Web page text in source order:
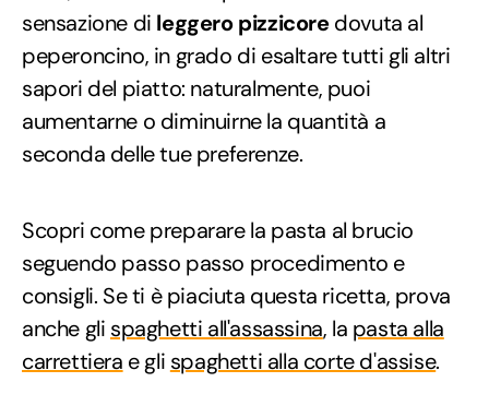
sensazione di leggero pizzicoredovuta al
peperoncino, in grado di esaltare tutti gli altri
sapori del piatto: naturalmente, puoi
aumentarne o diminuirne la quantità a
seconda delle tue preferenze.
Scopri come preparare la pasta al brucio
seguendo passo passo procedimento e
consigli. Se ti è piaciuta questa ricetta, prova
anche gli spaghetti all'assassina, la pasta alla
carrettiera e gli spaghetti alla corte d'assise.